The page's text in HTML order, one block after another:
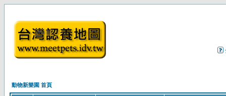
動物新樂園 首頁